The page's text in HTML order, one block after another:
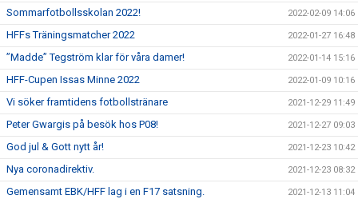
Sommarfotbollsskolan 2022! 2022-02-09 14:06
HFFs Träningsmatcher 2022 2022-01-27 16:48
”Madde” Tegström klar för våra damer! 2022-01-14 15:16
HFF-Cupen Issas Minne 2022 2022-01-09 10:16
Vi söker framtidens fotbollstränare 2021-12-29 11:49
Peter Gwargis på besök hos P08! 2021-12-27 09:03
God jul & Gott nytt år! 2021-12-23 10:42
Nya coronadirektiv. 2021-12-23 08:32
Gemensamt EBK/HFF lag i en F17 satsning. 2021-12-13 11:04